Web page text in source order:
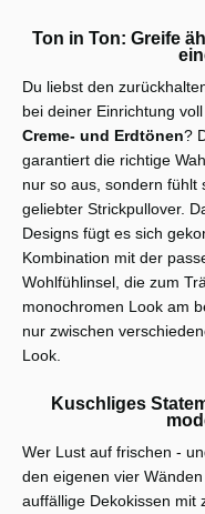
Ton in Ton: Greife
Du liebst den
bei deiner Einrichtung
Creme- und Erdtönen?
garantiert die richtige
nur so aus, sondern fühlt
geliebter Strickpullover.
Designs fügt es sich
Kombination mit der
Wohlfühlinsel, die zum
monochromen Look am
nur zwischen
Look.
Kuschliges
Wer Lust auf frischen -
den eigenen vier
auffällige Dekokissen mit